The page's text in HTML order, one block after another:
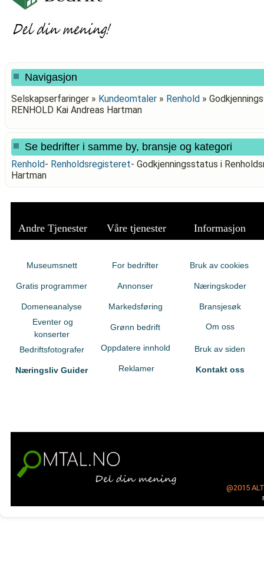
Navigasjon
Selskapserfaringer » Kundeomtaler » Renhold »
RENHOLD Kai Andreas Hartman
Se bedrifter i samme by, bransje og kategori
Renhold- Renholdsregisteret- Godkjenningsstatus i
Hartman
Andre Tjenester Våre tjenester Informasjon
Museumsnett
Gratis programmer
Domeneanalyse
Eventer og
konserter
Bedriftsfotografer
Næringsliv Guider
For bedrifter
Annonser
Markedsføring
Grønn bedrift
Oppdatere innhold
Reklamer
Bruk av cookies
Næringskoder
Bransjesøk
Om oss
Bruk av siden
Kontakt oss
@2015